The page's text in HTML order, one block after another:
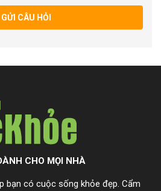
GỬI CÂU HỎI
CHO MỌI NHÀ
bạn có cuộc sống khỏe đẹp. Cẩm